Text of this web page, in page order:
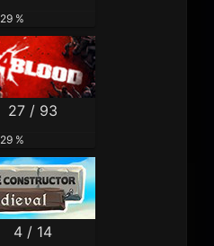
29 %
27 / 93
29 %
4 / 14